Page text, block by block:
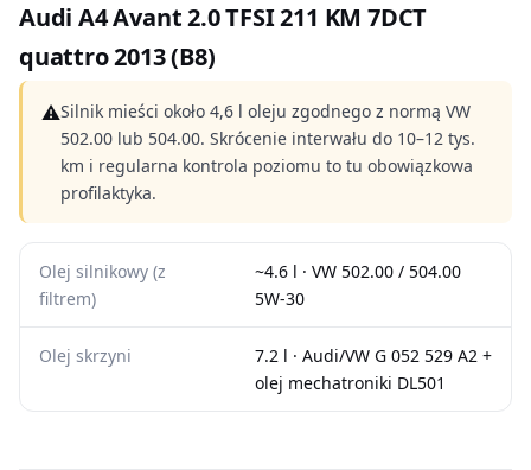
Audi A4 Avant 2.0 TFSI 211 KM 7DCT
quattro 2013 (B8)
⚠Silnik mieści około 4,6 l oleju zgodnego z normą VW
502.00 lub 504.00. Skrócenie interwału do 10–12 tys.
km i regularna kontrola poziomu to tu obowiązkowa
profilaktyka.
Olej silnikowy (z
filtrem)
~4.6 l · VW 502.00 / 504.00
5W-30
Olej skrzyni
7.2 l · Audi/VW G 052 529 A2 +
olej mechatroniki DL501